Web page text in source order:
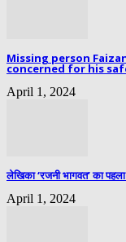
Missing person
concerned for his
April 1, 2024
लेखिका ‘रजनी भागवत’ का
April 1, 2024